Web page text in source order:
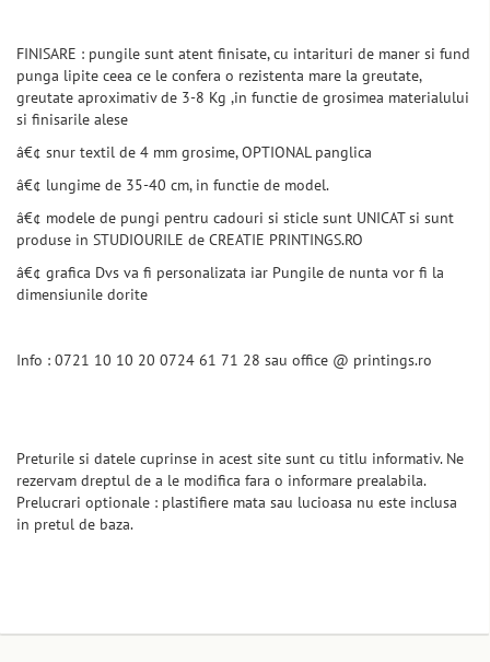
FINISARE : pungile sunt atent finisate, cu intarituri de maner si fund
punga lipite ceea ce le confera o rezistenta mare la greutate,
greutate aproximativ de 3-8 Kg ,in functie de grosimea materialului
si finisarile alese
â€¢ snur textil de 4 mm grosime, OPTIONAL panglica
â€¢ lungime de 35-40 cm, in functie de model.
â€¢ modele de pungi pentru cadouri si sticle sunt UNICAT si sunt
produse in STUDIOURILE de CREATIE PRINTINGS.RO
â€¢ grafica Dvs va fi personalizata iar Pungile de nunta vor fi la
dimensiunile dorite
Info : 0721 10 10 20 0724 61 71 28 sau office @ printings.ro
Preturile si datele cuprinse in acest site sunt cu titlu informativ. Ne
rezervam dreptul de a le modifica fara o informare prealabila.
Prelucrari optionale : plastifiere mata sau lucioasa nu este inclusa
in pretul de baza.